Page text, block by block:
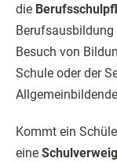
die
Besuch von
Schule oder der
Kommt ein
eine